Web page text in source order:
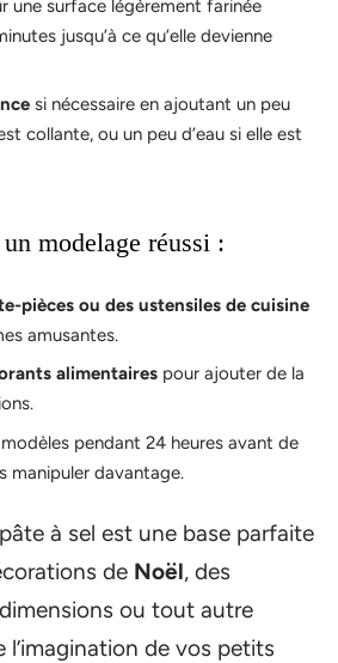
une surface légèrement farinée
jusqu’à ce qu’elle devienne
si nécessaire en ajoutant un peu
collante, ou un peu d’eau si elle est
modelage réussi :
pièces ou des ustensiles de cuisine
amusantes.
alimentaires pour ajouter de la
pendant 24 heures avant de
manipuler davantage.
à sel est une base parfaite
de Noël, des
ou tout autre
l’imagination de vos petits